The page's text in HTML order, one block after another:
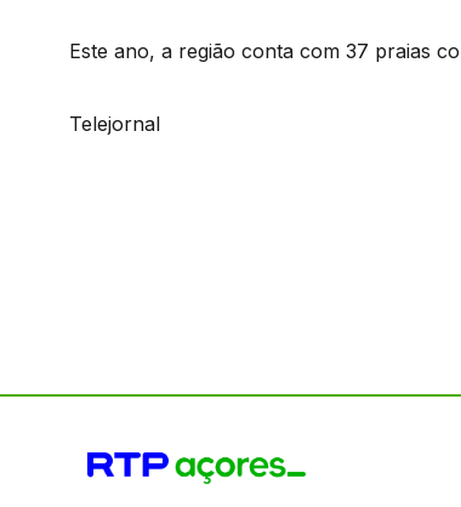
Este ano, a região conta com 37 praias
Telejornal